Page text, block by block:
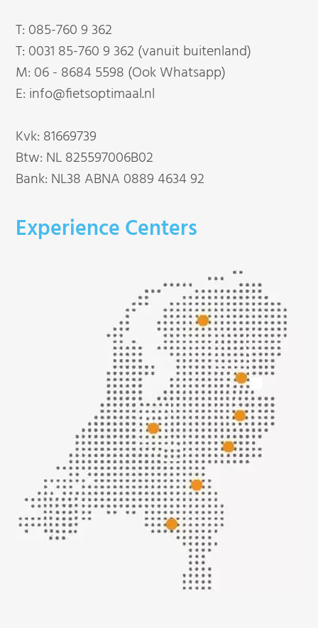
T: 085-760 9 362
T: 0031 85-760 9 362 (vanuit buitenland)
M: 06 - 8684 5598 (Ook Whatsapp)
E: info@fietsoptimaal.nl
Kvk: 81669739
Btw: NL 825597006B02
Bank: NL38 ABNA 0889 4634 92
Experience Centers